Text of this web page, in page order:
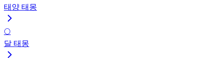
태양 태몽
🌕
달 태몽